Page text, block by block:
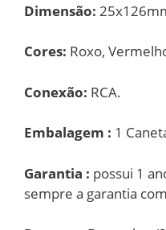
Dimensão:
Cores: Roxo,
Conexão: RCA.
Embalagem : 1
Garantia : possui 1
sempre a garantia